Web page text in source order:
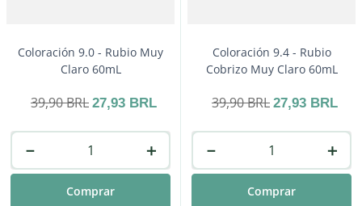
Coloración 9.0 - Rubio Muy
Claro 60mL
39,90BRL 27,93 BRL
＋
－
Comprar
Coloración 9.4 - Rubio
Cobrizo Muy Claro 60mL
39,90BRL 27,93 BRL
＋
－
Comprar